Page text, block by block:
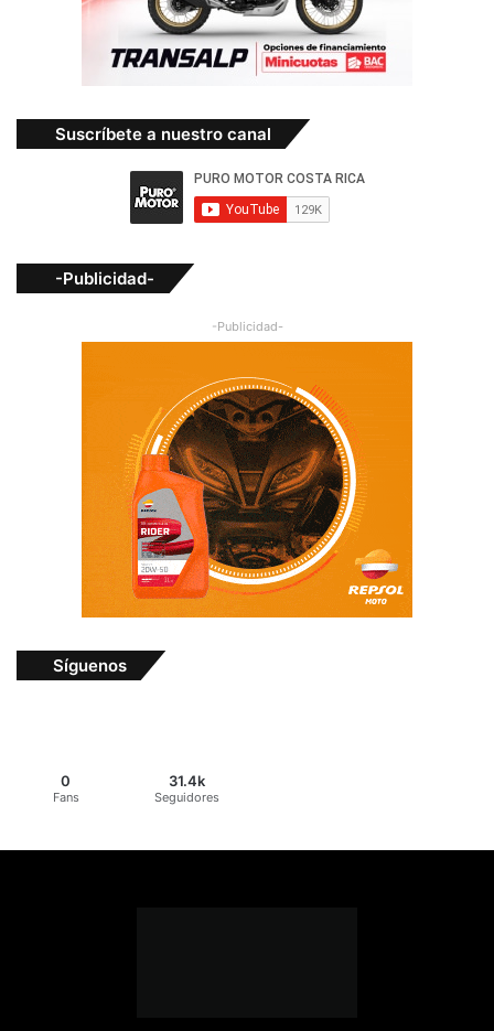
Suscríbete a nuestro canal
-Publicidad-
-Publicidad-
Síguenos
0
Fans
31.4k
Seguidores